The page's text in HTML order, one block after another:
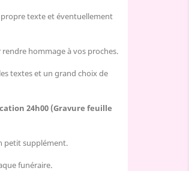
texte et éventuellement
hommage à vos proches.
textes et un grand choix de
24h00 (Gravure feuille
petit supplément.
funéraire.